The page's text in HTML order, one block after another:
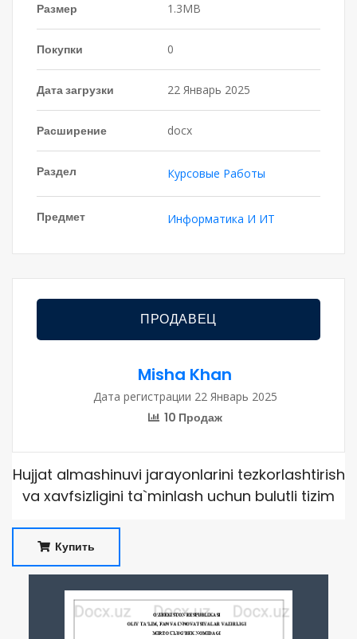
Размер 1.3MB
Покупки 0
Дата загрузки 22 Январь 2025
Расширение docx
Раздел Курсовые Работы
Предмет Информатика И ИТ
ПРОДАВЕЦ
Misha Khan
Дата регистрации 22 Январь 2025
10 Продаж
Hujjat almashinuvi jarayonlarini tezkorlashtirish
va xavfsizligini ta`minlash uchun bulutli tizim
Купить